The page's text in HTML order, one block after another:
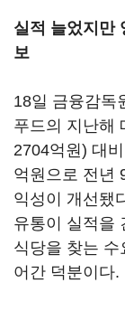
실적 늘었지만
보
18일 금융감독
푸드의 지난해
2704억원) 대
억원으로 전년
익성이 개선됐
유통이 실적을
식당을 찾는 수
어간 덕분이다.